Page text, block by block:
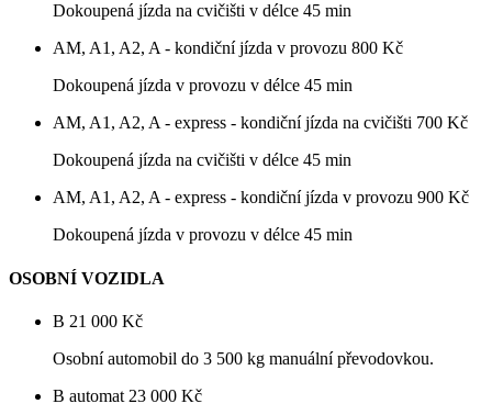
Dokoupená jízda na cvičišti v délce 45 min
AM, A1, A2, A - kondiční jízda v provozu 800 Kč
Dokoupená jízda v provozu v délce 45 min
AM, A1, A2, A - express - kondiční jízda na cvičišti 700 Kč
Dokoupená jízda na cvičišti v délce 45 min
AM, A1, A2, A - express - kondiční jízda v provozu 900 Kč
Dokoupená jízda v provozu v délce 45 min
OSOBNÍ VOZIDLA
B 21 000 Kč
Osobní automobil do 3 500 kg manuální převodovkou.
B automat 23 000 Kč